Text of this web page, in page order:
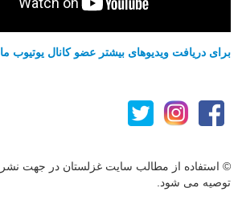
برای دریافت ویدیوهای بیشتر عضو کانال یوتیوب
© استفاده از مطالب سایت غزلستان در جهت
توصیه می شود.